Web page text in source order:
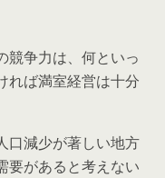
競争力は、何といっ
れば満室経営は十分
口減少が著しい地方
要があると考えない